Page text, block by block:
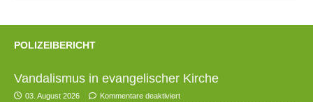
POLIZEIBERICHT
Vandalismus in evangelischer Kirche
03. August 2026 Kommentare deaktiviert